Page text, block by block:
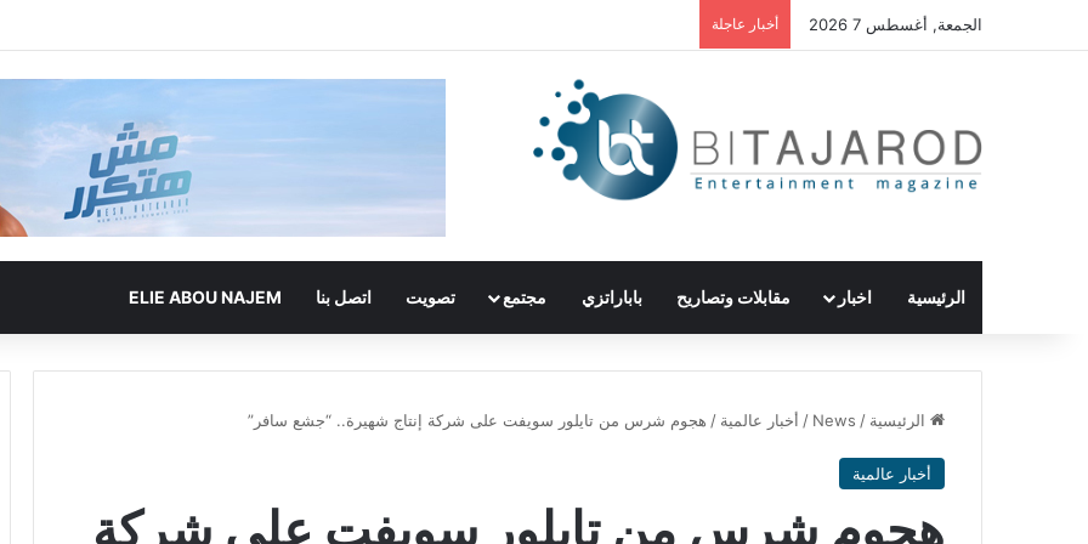
الجمعة, أغسطس 7 2026 أخبار عاجلة
الرئيسية اخبار مقابلات وتصاريح باباراتزي مجتمع تصويت اتصل بنا ELIE ABOU NAJEM
الرئيسية /
News
/ أخبار عالمية / هجوم شرس من تايلور سويفت على شركة إنتاج شهيرة.. “جشع سافر”
أخبار عالمية
هجوم شرس من تايلور سويفت على شركة